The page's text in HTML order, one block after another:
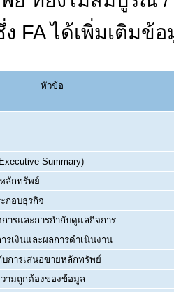
ง FA ได้เพิ่มเติมข้
หัวข้อ
Summary)
ลักทรัพย์
กอบธุรกิจ
ารและการกำกับดูแลกิจการ
รเงินและผลการดำเนินงาน
การเสนอขายหลักทรัพย์
ามถูกต้องของข้อมูล